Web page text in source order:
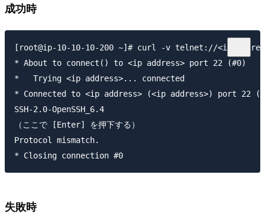
成功時
[root@ip-10-10-10-200 ~]# curl -v telnet://<ip
* About to connect() to <ip address> port 22 (#0)
*   Trying <ip address>... connected
* Connected to <ip address> (<ip address>) port 22
SSH-2.0-OpenSSH_6.4
（ここで [Enter] を押下する）
Protocol mismatch.
失敗時